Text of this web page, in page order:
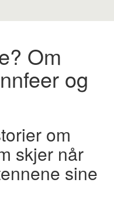
Om
og
om
skjer når
sine